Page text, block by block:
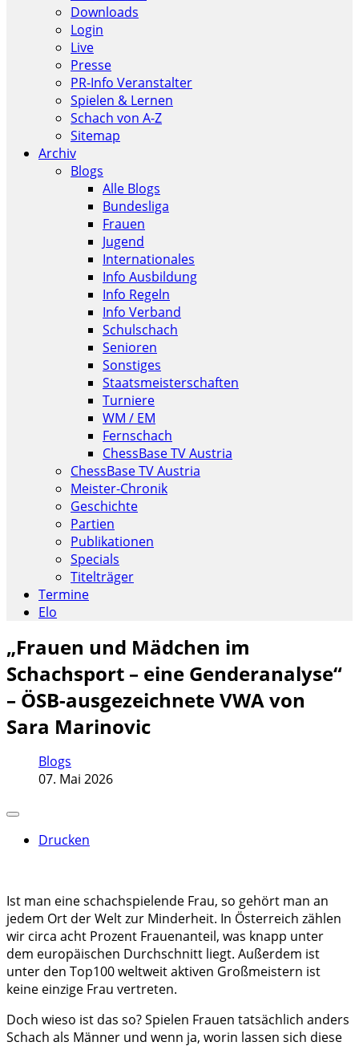
Downloads
Login
Live
Presse
PR-Info Veranstalter
Spielen & Lernen
Schach von A-Z
Sitemap
Archiv
Blogs
Alle Blogs
Bundesliga
Frauen
Jugend
Internationales
Info Ausbildung
Info Regeln
Info Verband
Schulschach
Senioren
Sonstiges
Staatsmeisterschaften
Turniere
WM / EM
Fernschach
ChessBase TV Austria
ChessBase TV Austria
Meister-Chronik
Geschichte
Partien
Publikationen
Specials
Titelträger
Termine
Elo
„Frauen und Mädchen im
Schachsport – eine Genderanalyse“
– ÖSB-ausgezeichnete VWA von
Sara Marinovic
Blogs
07. Mai 2026
Drucken
Ist man eine schachspielende Frau, so gehört man an
jedem Ort der Welt zur Minderheit. In Österreich zählen
wir circa acht Prozent Frauenanteil, was knapp unter
dem europäischen Durchschnitt liegt. Außerdem ist
unter den Top100 weltweit aktiven Großmeistern ist
keine einzige Frau vertreten.
Doch wieso ist das so? Spielen Frauen tatsächlich anders
Schach als Männer und wenn ja, worin lassen sich diese